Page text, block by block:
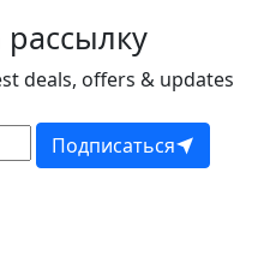
deals, offers & updates
Подписаться